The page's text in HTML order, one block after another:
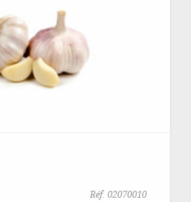
Réf. 02070010